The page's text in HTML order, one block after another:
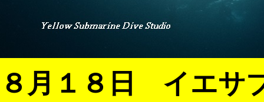
８月１８日 イエサ